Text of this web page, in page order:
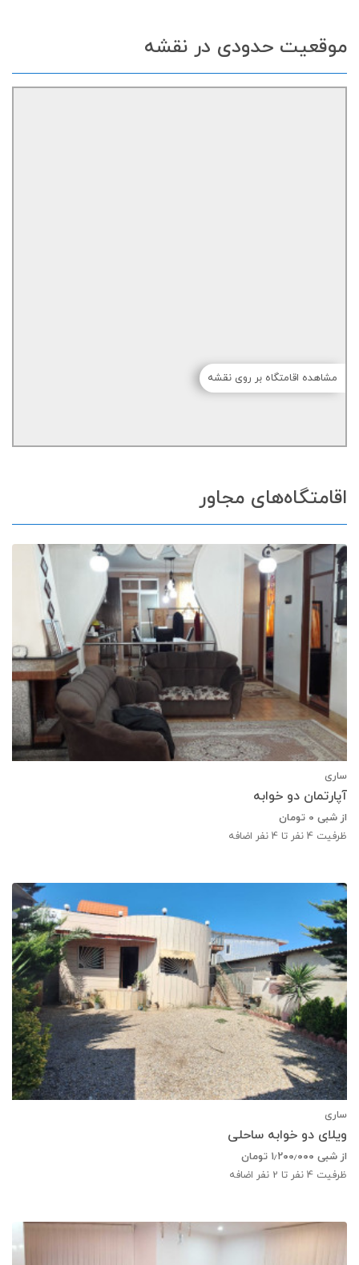
موقعیت حدودی در نقشه
مشاهده اقامتگاه بر روی نقشه
اقامتگاه‌های مجاور
ساری
آپارتمان دو خوابه
از شبی 0 تومان
ظرفیت 4 نفر تا 4 نفر اضافه
ساری
ویلای دو خوابه ساحلی
از شبی ۱٫۲۰۰٫۰۰۰ تومان
ظرفیت 4 نفر تا 2 نفر اضافه